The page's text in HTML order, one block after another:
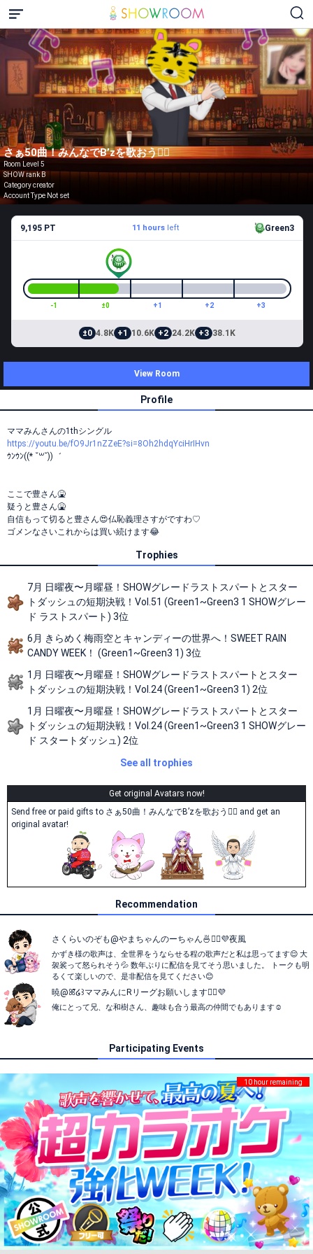
さぁ50曲！みんなでB’zを歌おう🙋‍♀️
Room Level 5
SHOW rank B
Category creator
Account Type Not set
9,195 PT 11 hoursleft Green3
-1 ±0 +1 +2 +3
±0 4.8K +1 10.6K +2 24.2K +3 38.1K
View Room
Profile
ママみんさんの1thシングル
https://youtu.be/fO9Jr1nZZeE?si=8Oh2hdqYciHrIHvn
ｳﾝｳﾝ((* ˘꒳˘))゛
ここで豊さん🤮
疑うと豊さん🤮
自信もって切ると豊さん😍仏恥義理さすがですわ♡
ゴメンなさいこれからは買い続けます😂
Trophies
7月 日曜夜〜月曜昼！SHOWグレードラストスパートとスター
トダッシュの短期決戦！Vol.51 (Green1~Green3 1 SHOWグレー
ド ラストスパート) 3位
6月 きらめく梅雨空とキャンディーの世界へ！SWEET RAIN
CANDY WEEK！ (Green1~Green3 1) 3位
1月 日曜夜〜月曜昼！SHOWグレードラストスパートとスター
トダッシュの短期決戦！Vol.24 (Green1~Green3 1) 2位
1月 日曜夜〜月曜昼！SHOWグレードラストスパートとスター
トダッシュの短期決戦！Vol.24 (Green1~Green3 1 SHOWグレー
ド スタートダッシュ) 2位
See all trophies
Get original Avatars now!
Send free or paid gifts to さぁ50曲！みんなでB’zを歌おう🙋‍♀️ and get an
original avatar!
Recommendation
さくらいのぞも@やまちゃんのーちゃん🍜💁‍♀️💜夜風‪
かずき様の歌声は、全世界をうならせる程の歌声だと私は思ってます😌 大
袈裟って怒られそう💦 数年ぶりに配信を見てそう思いました。 トークも明
るくて楽しいので、是非配信を見てください😊
暁@ꕤ̌̈໒꒱ママみんにRリーグお願いします💁‍♀️💜
俺にとって兄、な和樹さん、趣味も合う最高の仲間でもあります☺️
Participating Events
10 hour remaining